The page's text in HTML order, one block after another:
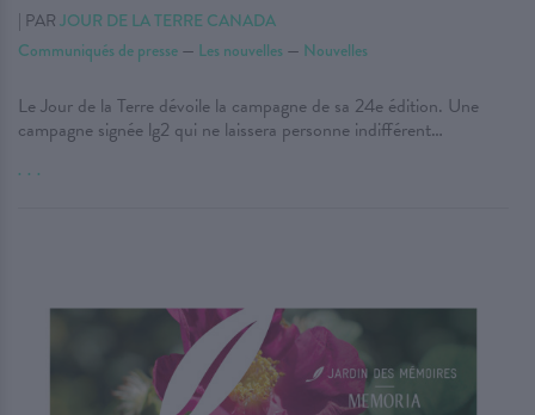
| PAR JOUR DE LA TERRE CANADA
Communiqués de presse — Les nouvelles — Nouvelles
Le Jour de la Terre dévoile la campagne de sa 24e édition. Une
campagne signée lg2 qui ne laissera personne indifférent…
. . .